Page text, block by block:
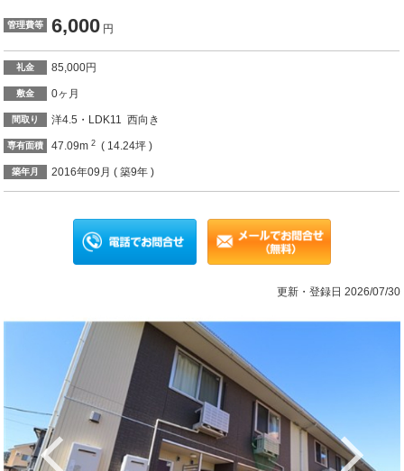
管理費等 6,000 円
礼金 85,000円
敷金 0ヶ月
間取り 洋4.5・LDK11 西向き
専有面積 47.09m2 ( 14.24坪 )
築年月 2016年09月 ( 築9年 )
更新・登録日 2026/07/30
Previous